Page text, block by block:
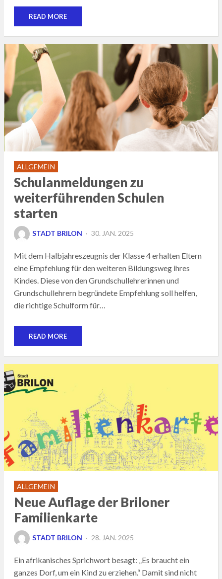
READ MORE
ALLGEMEIN
Schulanmeldungen zu
weiterführenden Schulen
starten
STADT BRILON
POSTED
30. JAN. 2025
Mit dem Halbjahreszeugnis der Klasse 4 erhalten Eltern
eine Empfehlung für den weiteren Bildungsweg ihres
Kindes. Diese von den Grundschullehrerinnen und
Grundschullehrern begründete Empfehlung soll helfen,
die richtige Schulform für…
READ MORE
ALLGEMEIN
Neue Auflage der Briloner
Familienkarte
STADT BRILON
POSTED
28. JAN. 2025
Ein afrikanisches Sprichwort besagt: „Es braucht ein
ganzes Dorf, um ein Kind zu erziehen.“ Damit sind nicht